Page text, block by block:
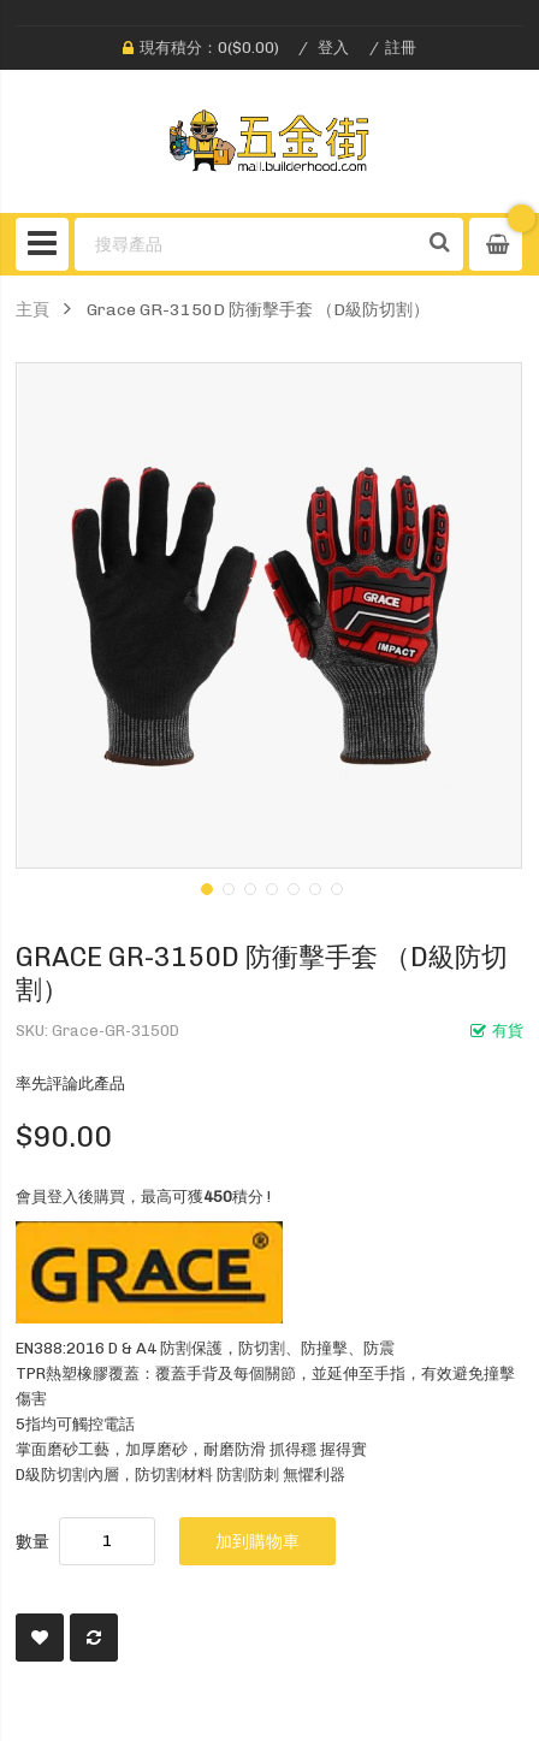
現有積分：0($0.00) 登入 註冊
主頁 Grace GR-3150D 防衝擊手套 （D級防切割）
GRACE GR-3150D 防衝擊手套 （D級防切
割）
有貨
SKU Grace-GR-3150D
率先評論此產品
$90.00
會員登入後購買，最高可獲450積分 !
EN388:2016 D & A4 防割保護，防切割、防撞擊、防震
TPR熱塑橡膠覆蓋：覆蓋手背及每個關節，並延伸至手指，有效避免撞擊
傷害
5指均可觸控電話
掌面磨砂工藝，加厚磨砂，耐磨防滑 抓得穩 握得實
D級防切割內層，防切割材料 防割防刺 無懼利器
數量 加到購物車